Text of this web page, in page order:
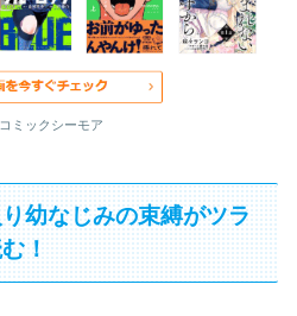
ミックシーモア
幼なじみの束縛がツラ
！